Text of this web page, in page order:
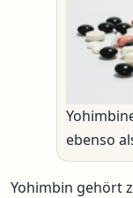
ebenso
Yohimbin gehört